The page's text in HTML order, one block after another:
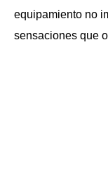
equipamiento no
sensaciones que